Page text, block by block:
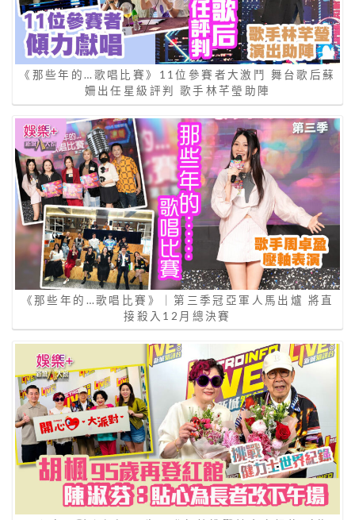
《那些年的…歌唱比賽》11位參賽者大激鬥 舞台歌后蘇
姍出任星級評判 歌手林芊瑩助陣
《那些年的…歌唱比賽》｜第三季冠亞軍人馬出爐 將直
接殺入12月總決賽